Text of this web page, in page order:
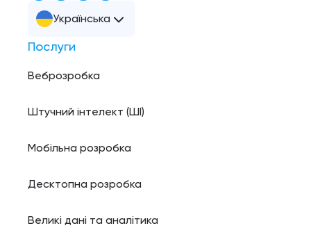
Українська
Послуги
Веброзробка
Штучний інтелект (ШI)
Мобільна розробка
Десктопна розробка
Великі дані та аналітика